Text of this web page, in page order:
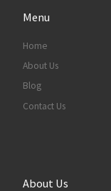
Menu
Home
About Us
Blog
Contact Us
About Us